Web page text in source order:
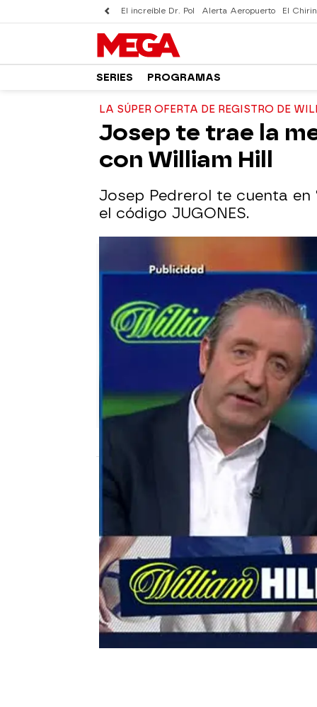
El increíble Dr. Pol Alerta Aeropuerto El
SERIES PROGRAMAS
LA SÚPER OFERTA DE REGISTRO DE
Josep te trae la
con William Hill
Josep Pedrerol te cuenta
el código JUGONES.
11 de abril de 2018, 02:07
Josep Pedrerol el chiringuito